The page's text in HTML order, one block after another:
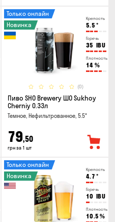
Крепость
5.5 °
Горечь
35 IBU
Плотность
14 %
(0)
Только онлайн
Новинка
Пиво SHO Brewery ШО Sukhoy
Cherniy 0.33л
Темное, Нефильтрованное, 5.5°
79,50
грн за 1 шт
Крепость
4.7 °
Горечь
10 IBU
Плотность
10.5 %
Только онлайн
Новинка